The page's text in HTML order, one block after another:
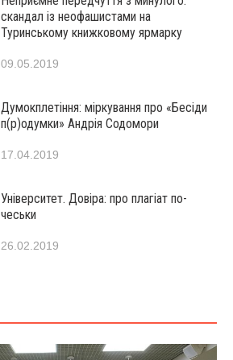
скандал із неофашистами на
Туринському книжковому ярмарку
09.05.2019
Думокплетіння: міркування про «Бесіди
п(р)одумки» Андрія Содомори
17.04.2019
Університет. Довіра: про плагіат по-
чеськи
26.02.2019